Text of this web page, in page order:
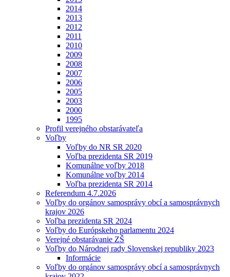
2014
2013
2012
2011
2010
2009
2008
2007
2006
2005
2003
2000
1995
Profil verejného obstarávateľa
Voľby
Voľby do NR SR 2020
Voľba prezidenta SR 2019
Komunálne voľby 2018
Komunálne voľby 2014
Voľba prezidenta SR 2014
Referendum 4.7.2026
Voľby do orgánov samosprávy obcí a samosprávnych
krajov 2026
Voľba prezidenta SR 2024
Voľby do Európskeho parlamentu 2024
Verejné obstarávanie ZŠ
Voľby do Národnej rady Slovenskej republiky 2023
Informácie
Voľby do orgánov samosprávy obcí a samosprávnych